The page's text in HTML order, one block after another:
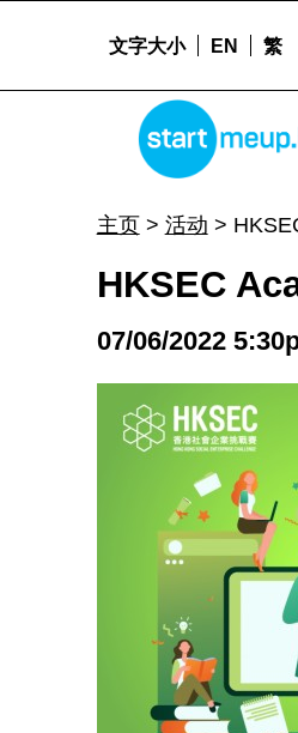
文字大小 EN 繁
主页> 活动 >
HKSEC
07/06/2022